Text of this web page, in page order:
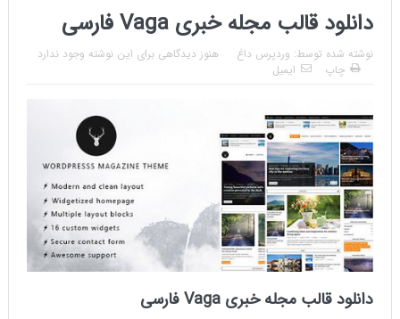
دانلود قالب مجله خبری Vaga فارسی
نوشته شده توسط: وردپرس داغ
هنوز دیدگاهی برای این نوشته وجود ندارد
چاپ
ایمیل
دانلود قالب مجله خبری Vaga فارسی